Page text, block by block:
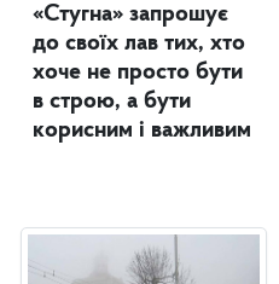
«Стугна» запрошує
до своїх лав тих, хто
хоче не просто бути
в строю, а бути
корисним і важливим